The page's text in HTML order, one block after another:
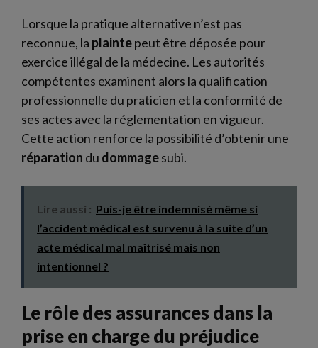
Lorsque la pratique alternative n’est pas
reconnue, la plaintepeut être déposée pour
exercice illégal de la médecine. Les autorités
compétentes examinent alors la qualification
professionnelle du praticien et la conformité de
ses actes avec la réglementation en vigueur.
Cette action renforce la possibilité d’obtenir une
réparation du dommagesubi.
Lire aussi : Puis-je être indemnisé même si
l’accident médical est survenu à la suite d’un
acte médical mal maîtrisé mais non
intentionnel ?
Le rôle des assurances dans la
prise en charge du préjudice